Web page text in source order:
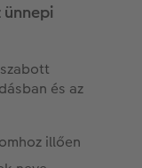
és az
illően